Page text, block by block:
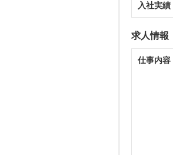
入社実績
求人情報
仕事内容